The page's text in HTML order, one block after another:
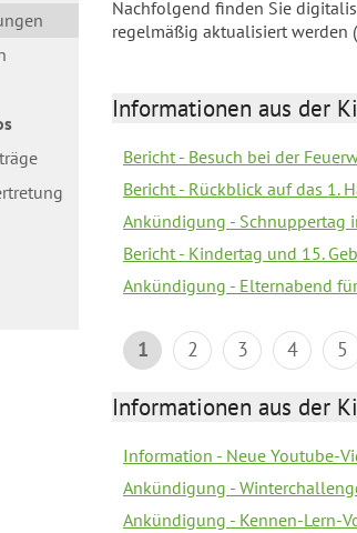
Nachfolgend finden Sie
regelmäßig aktualisiert werden
Informationen aus der
Bericht - Besuch bei der
Bericht - Rückblick auf das 1.
Ankündigung - Schnuppertag
Bericht - Kindertag und 15.
Ankündigung - Elternabend
1 2 3 4 5
Informationen aus der
Information - Neue Youtube-
Ankündigung -
Ankündigung - Kennen-Lern-